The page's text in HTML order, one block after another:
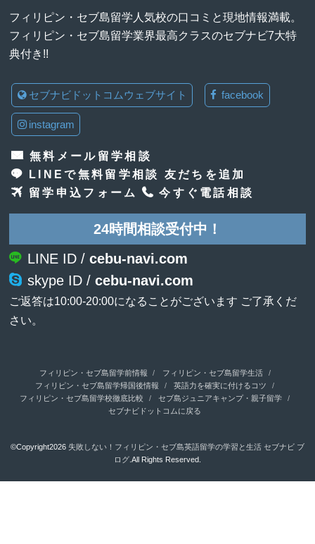
フィリピン・セブ島留学人気校の口コミと現地情報満載。
フィリピン・セブ島留学業界最高クラスのセブナビ7大特
典付き!!
セブナビドットコムウェブサイト facebook
instagram
無料メール留学相談
LINEで無料留学相談 友だちを追加
留学申込フォーム
今すぐ電話相談
24時間相談受付中！
LINE ID /cebu-navi.com
skype ID /cebu-navi.com
ご返答は10:00-20:00になることがございます ご了承くだ
さい。
フィリピン・セブ島留学前情報
フィリピン・セブ島留学生活
フィリピン・セブ島留学帰国後情報
英語力を確実に付けるコツ
フィリピン・セブ島留学校徹底比較
セブ島ジュニアキャンプ・親子留学
セブナビドットコムに戻る
©Copyright2026 失敗しない！フィリピン・セブ島英語留学の学習と生活 セブナビ ブ
ログ.All Rights Reserved.